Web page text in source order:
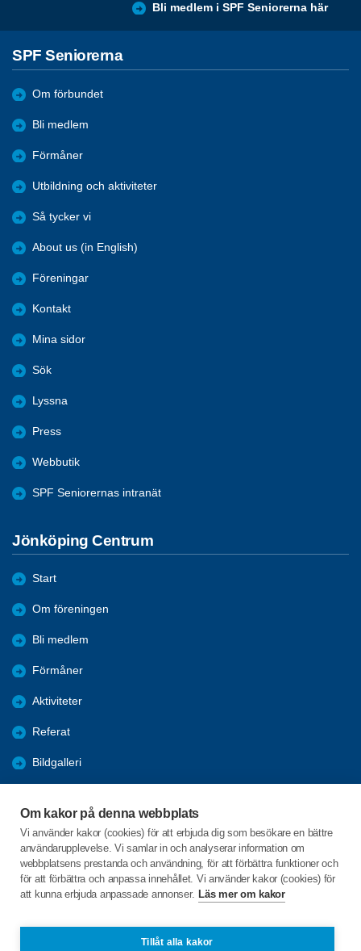
Om kakor på denna webbplats
Vi använder kakor (cookies) för att erbjuda dig som besökare en bättre
användarupplevelse. Vi samlar in och analyserar information om
webbplatsens prestanda och användning, för att förbättra funktioner och
för att förbättra och anpassa innehållet. Vi använder kakor (cookies) för
att kunna erbjuda anpassade annonser. Läs mer om kakor
Tillåt alla kakor
Bli medlem i SPF Seniorerna här
SPF Seniorerna
Om förbundet
Bli medlem
Förmåner
Utbildning och aktiviteter
Så tycker vi
About us (in English)
Föreningar
Kontakt
Mina sidor
Sök
Lyssna
Press
Webbutik
SPF Seniorernas intranät
Jönköping Centrum
Start
Om föreningen
Bli medlem
Förmåner
Aktiviteter
Referat
Bildgalleri
Engagera DIG i vår förening
C/o:Lennart Lööw